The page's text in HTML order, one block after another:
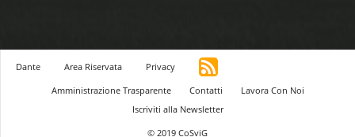
Dante Area Riservata
Privacy
Amministrazione Trasparente
Contatti
Lavora Con Noi
Iscriviti alla Newsletter
© 2019 CoSviG